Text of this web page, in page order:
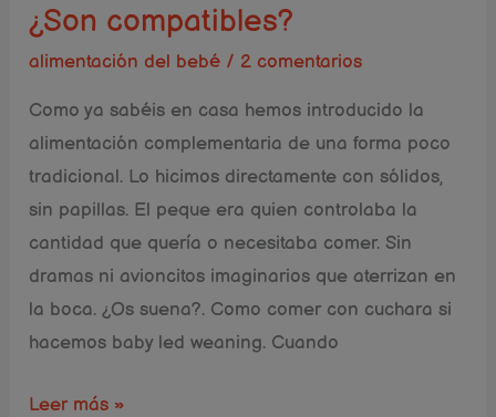
¿Son compatibles?
alimentación del bebé / 2 comentarios
Como ya sabéis en casa hemos introducido la
alimentación complementaria de una forma poco
tradicional. Lo hicimos directamente con sólidos,
sin papillas. El peque era quien controlaba la
cantidad que quería o necesitaba comer. Sin
dramas ni avioncitos imaginarios que aterrizan en
la boca. ¿Os suena?. Como comer con cuchara si
hacemos baby led weaning. Cuando
Leer más »